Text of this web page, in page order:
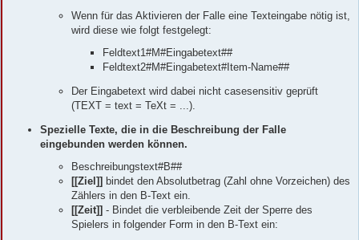
Wenn für das Aktivieren der Falle eine Texteingabe nötig ist,
wird diese wie folgt festgelegt:
Feldtext1#M#Eingabetext##
Feldtext2#M#Eingabetext#Item-Name##
Der Eingabetext wird dabei nicht casesensitiv geprüft
(TEXT = text = TeXt = ...).
Spezielle Texte, die in die Beschreibung der Falle
eingebunden werden können.
Beschreibungstext#B##
[[Ziel]] bindet den Absolutbetrag (Zahl ohne Vorzeichen) des
Zählers in den B-Text ein.
[[Zeit]] - Bindet die verbleibende Zeit der Sperre des
Spielers in folgender Form in den B-Text ein: